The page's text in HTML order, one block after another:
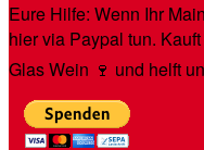
Eure Hilfe: Wenn Ihr
hier via Paypal tun.
Glas Wein 🍷 und helft